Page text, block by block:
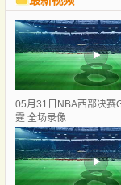
05月31日NBA西部决赛
霆 全场录像